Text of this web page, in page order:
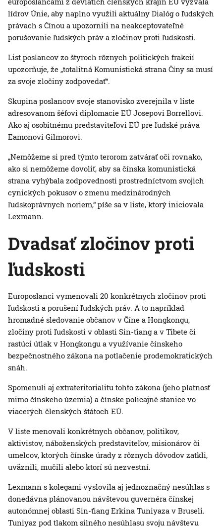
lídrov Únie, aby naplno využili aktuálny Dialóg o ľudských
právach s Čínou a upozornili na neakceptovateľné
porušovanie ľudských práv a zločinov proti ľudskosti.
List poslancov zo štyroch rôznych politických frakcií
upozorňuje, že „totalitná Komunistická strana Číny sa musí
za svoje zločiny zodpovedať“.
Skupina poslancov svoje stanovisko zverejnila v liste
adresovanom šéfovi diplomacie EÚ Josepovi Borrellovi.
Ako aj osobitnému predstaviteľovi EÚ pre ľudské práva
Eamonovi Gilmorovi.
„Nemôžeme si pred týmto terorom zatvárať oči rovnako,
ako si nemôžeme dovoliť, aby sa čínska komunistická
strana vyhýbala zodpovednosti prostredníctvom svojich
cynických pokusov o zmenu medzinárodných
ľudskoprávnych noriem,“ píše sa v liste, ktorý iniciovala
Lexmann.
Dvadsať zločinov proti
ľudskosti
Europoslanci vymenovali 20 konkrétnych zločinov proti
ľudskosti a porušení ľudských práv. A to napríklad
hromadné sledovanie občanov v Číne a Hongkongu,
zločiny proti ľudskosti v oblasti Sin-ťiang a v Tibete či
rastúci útlak v Hongkongu a využívanie čínskeho
bezpečnostného zákona na potlačenie prodemokratických
snáh.
Spomenuli aj extrateritorialitu tohto zákona (jeho platnosť
mimo čínskeho územia) a čínske policajné stanice vo
viacerých členských štátoch EÚ.
V liste menovali konkrétnych občanov, politikov,
aktivistov, náboženských predstaviteľov, misionárov či
umelcov, ktorých čínske úrady z rôznych dôvodov zatkli,
uväznili, mučili alebo ktorí sú nezvestní.
Lexmann s kolegami vyslovila aj jednoznačný nesúhlas s
donedávna plánovanou návštevou guvernéra čínskej
autonómnej oblasti Sin-ťiang Erkina Tuniyaza v Bruseli.
Tuniyaz pod tlakom silného nesúhlasu svoju návštevu